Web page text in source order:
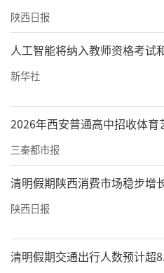
陕西日报
人工智能将纳入教师资格考试
新华社
2026年西安普通高中招收体育
三秦都市报
清明假期陕西消费市场稳步增
陕西日报
清明假期交通出行人数预计超